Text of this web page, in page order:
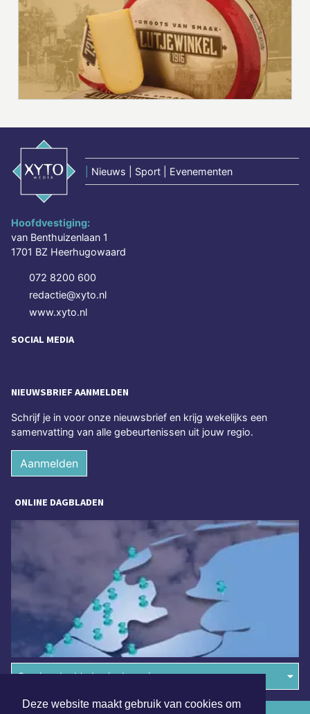
Deze website maakt gebruik van cookies om
Nieuws | Sport | Evenementen
Hoofdvestiging:
van Benthuizenlaan 1
1701 BZ Heerhugowaard
072 8200 600
redactie@xyto.nl
www.xyto.nl
SOCIAL MEDIA
NIEUWSBRIEF AANMELDEN
Schrijf je in voor onze nieuwsbrief en krijg wekelijks een
samenvatting van alle gebeurtenissen uit jouw regio.
Aanmelden
ONLINE DAGBLADEN
Overige dagbladen in de regio